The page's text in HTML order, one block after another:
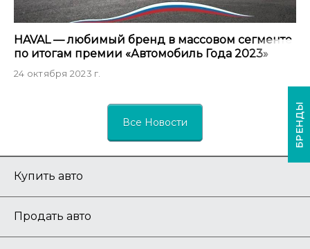
НAVAL — любимый бренд в массовом сегменте
по итогам премии «Автомобиль Года 2023»
24 октября 2023 г.
Все Новости
Купить авто
Продать авто
БРЕНДЫ